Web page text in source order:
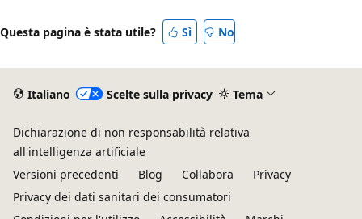
Questa pagina è stata utile? Sì No
Italiano Scelte sulla privacy Tema
Dichiarazione di non responsabilità relativa
all'intelligenza artificiale
Versioni precedenti
Blog Collabora
Privacy
Privacy dei dati sanitari dei consumatori